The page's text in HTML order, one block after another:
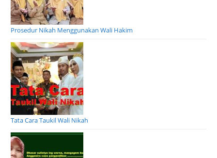
Prosedur Nikah Menggunakan Wali Hakim
Tata Cara Taukil Wali Nikah